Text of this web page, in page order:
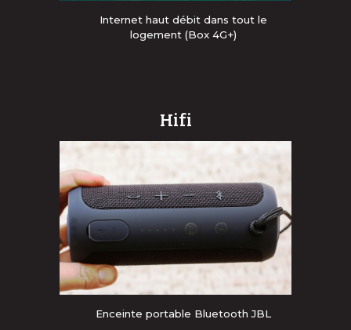
Internet haut débit dans tout le
logement (Box 4G+)
Hifi
Enceinte portable Bluetooth JBL